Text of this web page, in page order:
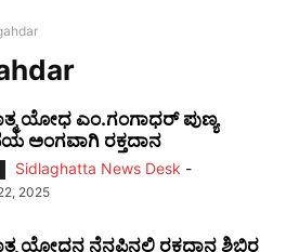
ಯೋಧ ಎಂ.ಗಂಗಾಧರ್ ಪುಣ್ಯ
ಅಂಗವಾಗಿ ರಕ್ತದಾನ
Sidlaghatta News Desk -
2025
ಯೋಧನ ನೆನಪಿನಲ್ಲಿ ರಕ್ತದಾನ ಶಿಬಿರ